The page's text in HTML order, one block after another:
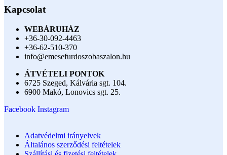
Kapcsolat
WEBÁRUHÁZ
+36-30-092-4463
+36-62-510-370
info@emesefurdoszobaszalon.hu
ÁTVÉTELI PONTOK
6725 Szeged, Kálvária sgt. 104.​
6900 Makó, Lonovics sgt. 25.
Facebook Instagram
Adatvédelmi irányelvek
Általános szerződési feltételek